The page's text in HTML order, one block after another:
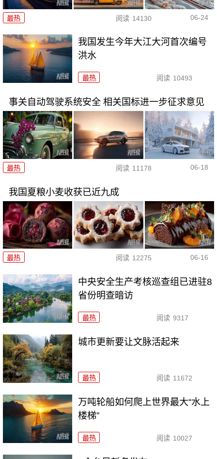
最热 阅读 14130 06-24
我国发生今年大江大河首次编号
洪水
最热 阅读 10493
事关自动驾驶系统安全 相关国标进一步征求意见
最热 阅读 11178 06-18
我国夏粮小麦收获已近九成
最热 阅读 12275 06-16
中央安全生产考核巡查组已进驻8
省份明查暗访
最热 阅读 9317
城市更新要让文脉活起来
最热 阅读 11672
万吨轮船如何爬上世界最大“水上
楼梯”
最热 阅读 10027